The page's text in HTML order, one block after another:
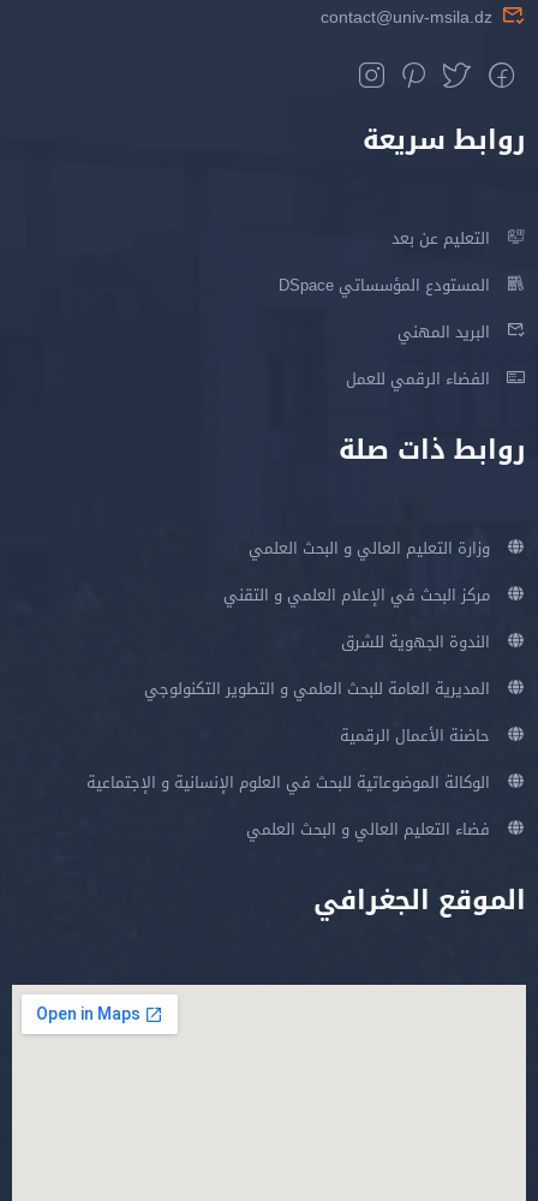
contact@univ-msila.dz
روابط سريعة
التعليم عن بعد
المستودع المؤسساتي DSpace
البريد المهني
الفضاء الرقمي للعمل
روابط ذات صلة
وزارة التعليم العالي و البحث العلمي
مركز البحث في الإعلام العلمي و التقني
الندوة الجهوية للشرق
المديرية العامة للبحث العلمي و التطوير التكنولوجي
حاضنة الأعمال الرقمية
الوكالة الموضوعاتية للبحث في العلوم الإنسانية و الإجتماعية
فضاء التعليم العالي و البحث العلمي
الموقع الجغرافي